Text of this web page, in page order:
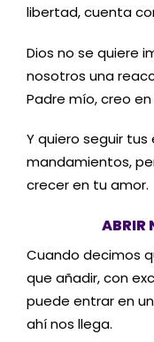
libertad, cuenta
Dios no se quiere
nosotros una
Padre mío, creo
Y quiero seguir
mandamientos,
crecer en tu amor.
ABRIR
Cuando decimos
que añadir, con
puede entrar en
ahí nos llega.